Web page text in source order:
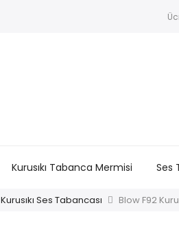
Kurusıkı Tabanca Mermisi Ses
Kurusıkı Ses Tabancası Blow F92